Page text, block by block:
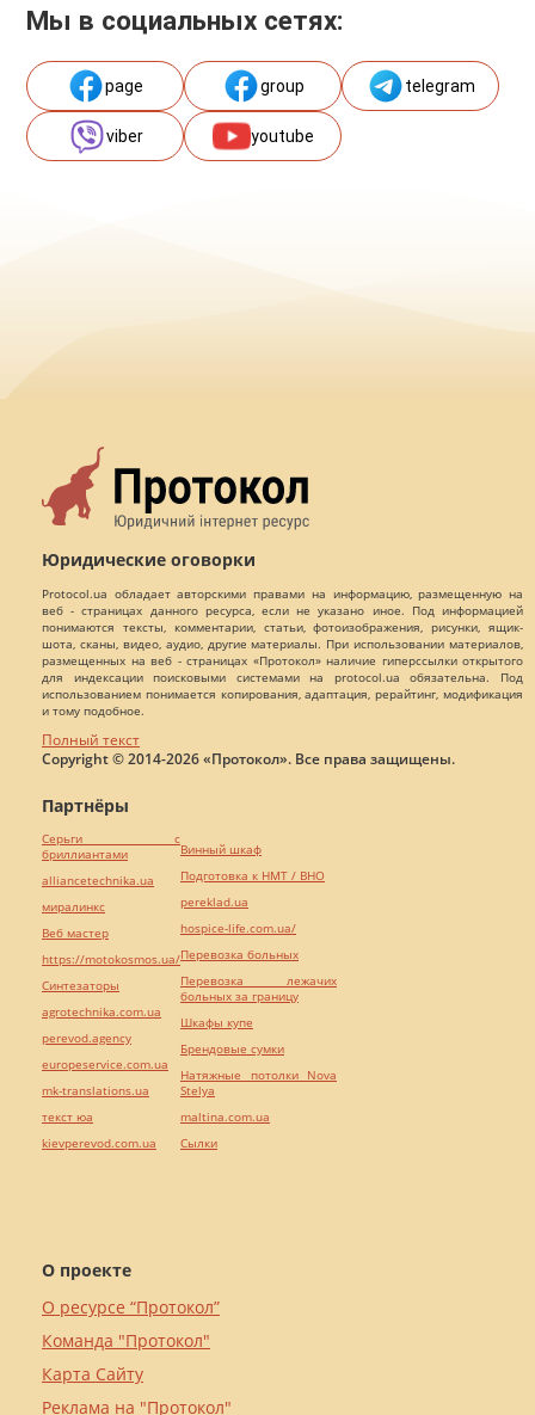
Мы в социальных сетях:
page group telegram
viber youtube
Юридические оговорки
Protocol.ua обладает авторскими правами на информацию, размещенную на
веб - страницах данного ресурса, если не указано иное. Под информацией
понимаются тексты, комментарии, статьи, фотоизображения, рисунки, ящик-
шота, сканы, видео, аудио, другие материалы. При использовании материалов,
размещенных на веб - страницах «Протокол» наличие гиперссылки открытого
для индексации поисковыми системами на protocol.ua обязательна. Под
использованием понимается копирования, адаптация, рерайтинг, модификация
и тому подобное.
Полный текст
Copyright © 2014-2026 «Протокол». Все права защищены.
О проекте
О ресурсе “Протокол”
Команда "Протокол"
Карта Сайту
Реклама на "Протокол"
Партнёры
Серьги с
бриллиантами
alliancetechnika.ua
миралинкс
Веб мастер
https://motokosmos.ua/
Синтезаторы
agrotechnika.com.ua
perevod.agency
europeservice.com.ua
mk-translations.ua
текст юа
kievperevod.com.ua
Винный шкаф
Подготовка к НМТ / ВНО
pereklad.ua
hospice-life.com.ua/
Перевозка больных
Перевозка лежачих
больных за границу
Шкафы купе
Брендовые сумки
Натяжные потолки Nova
Stelya
maltina.com.ua
Cылки